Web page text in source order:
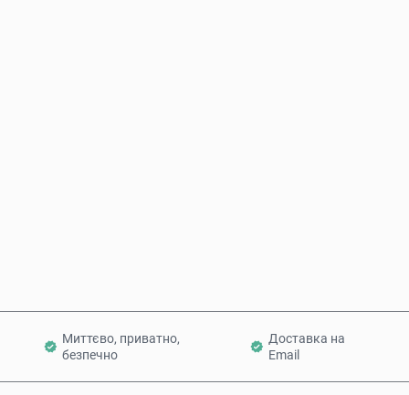
Миттєво, приватно,
безпечно
Доставка на
Email